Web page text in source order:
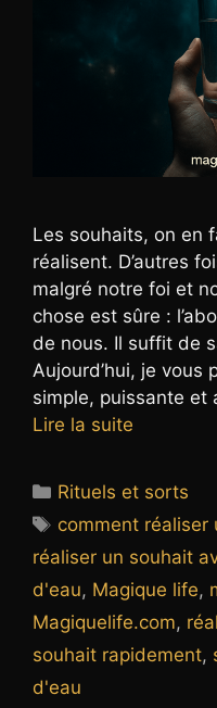
Les souhaits, on en
réalisent. D’autres
malgré notre foi et
chose est sûre :
de nous. Il suffit de
Aujourd’hui, je vous
simple, puissante et
Lire la suite
Catégories
Rituels et sorts
Étiquettes
comment réaliser
réaliser un souhait
d'eau, Magique life,
Magiquelife.com,
souhait rapidement,
d'eau